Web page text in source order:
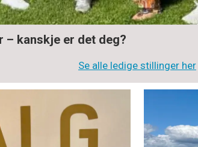
– kanskje er det deg?
Se alle ledige stillinger her